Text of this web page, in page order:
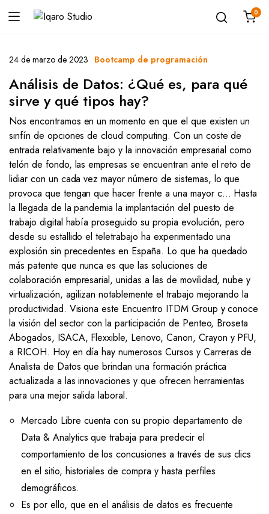
0
24 de marzo de 2023 Bootcamp de programación
Análisis de Datos: ¿Qué es, para qué
sirve y qué tipos hay?
Nos encontramos en un momento en que el que existen un
sinfín de opciones de cloud computing. Con un coste de
entrada relativamente bajo y la innovación empresarial como
telón de fondo, las empresas se encuentran ante el reto de
lidiar con un cada vez mayor número de sistemas, lo que
provoca que tengan que hacer frente a una mayor c… Hasta
la llegada de la pandemia la implantación del puesto de
trabajo digital había proseguido su propia evolución, pero
desde su estallido el teletrabajo ha experimentado una
explosión sin precedentes en España. Lo que ha quedado
más patente que nunca es que las soluciones de
colaboración empresarial, unidas a las de movilidad, nube y
virtualización, agilizan notablemente el trabajo mejorando la
productividad. Visiona este Encuentro ITDM Group y conoce
la visión del sector con la participación de Penteo, Broseta
Abogados, ISACA, Flexxible, Lenovo, Canon, Crayon y PFU,
a RICOH. Hoy en día hay numerosos Cursos y Carreras de
Analista de Datos que brindan una formación práctica
actualizada a las innovaciones y que ofrecen herramientas
para una mejor salida laboral.
Mercado Libre cuenta con su propio departamento de
Data & Analytics que trabaja para predecir el
comportamiento de los concusiones a través de sus clics
en el sitio, historiales de compra y hasta perfiles
demográficos.
Es por ello, que en el análisis de datos es frecuente